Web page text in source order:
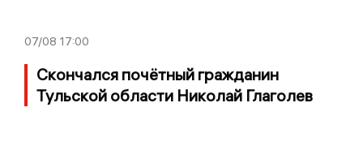
07/08 17:00
Скончался почётный гражданин
Тульской области Николай Глаголев